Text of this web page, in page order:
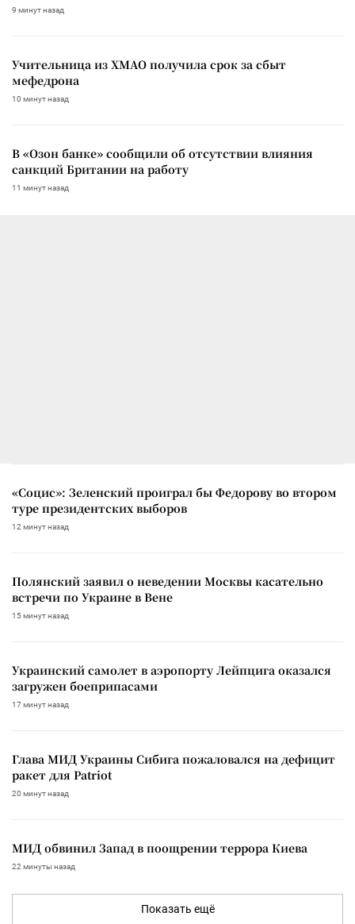
9 минут назад
Учительница из ХМАО получила срок за сбыт
мефедрона
10 минут назад
В «Озон банке» сообщили об отсутствии влияния
санкций Британии на работу
11 минут назад
«Социс»: Зеленский проиграл бы Федорову во втором
туре президентских выборов
12 минут назад
Полянский заявил о неведении Москвы касательно
встречи по Украине в Вене
15 минут назад
Украинский самолет в аэропорту Лейпцига оказался
загружен боеприпасами
17 минут назад
Глава МИД Украины Сибига пожаловался на дефицит
ракет для Patriot
20 минут назад
МИД обвинил Запад в поощрении террора Киева
22 минуты назад
Показать ещё